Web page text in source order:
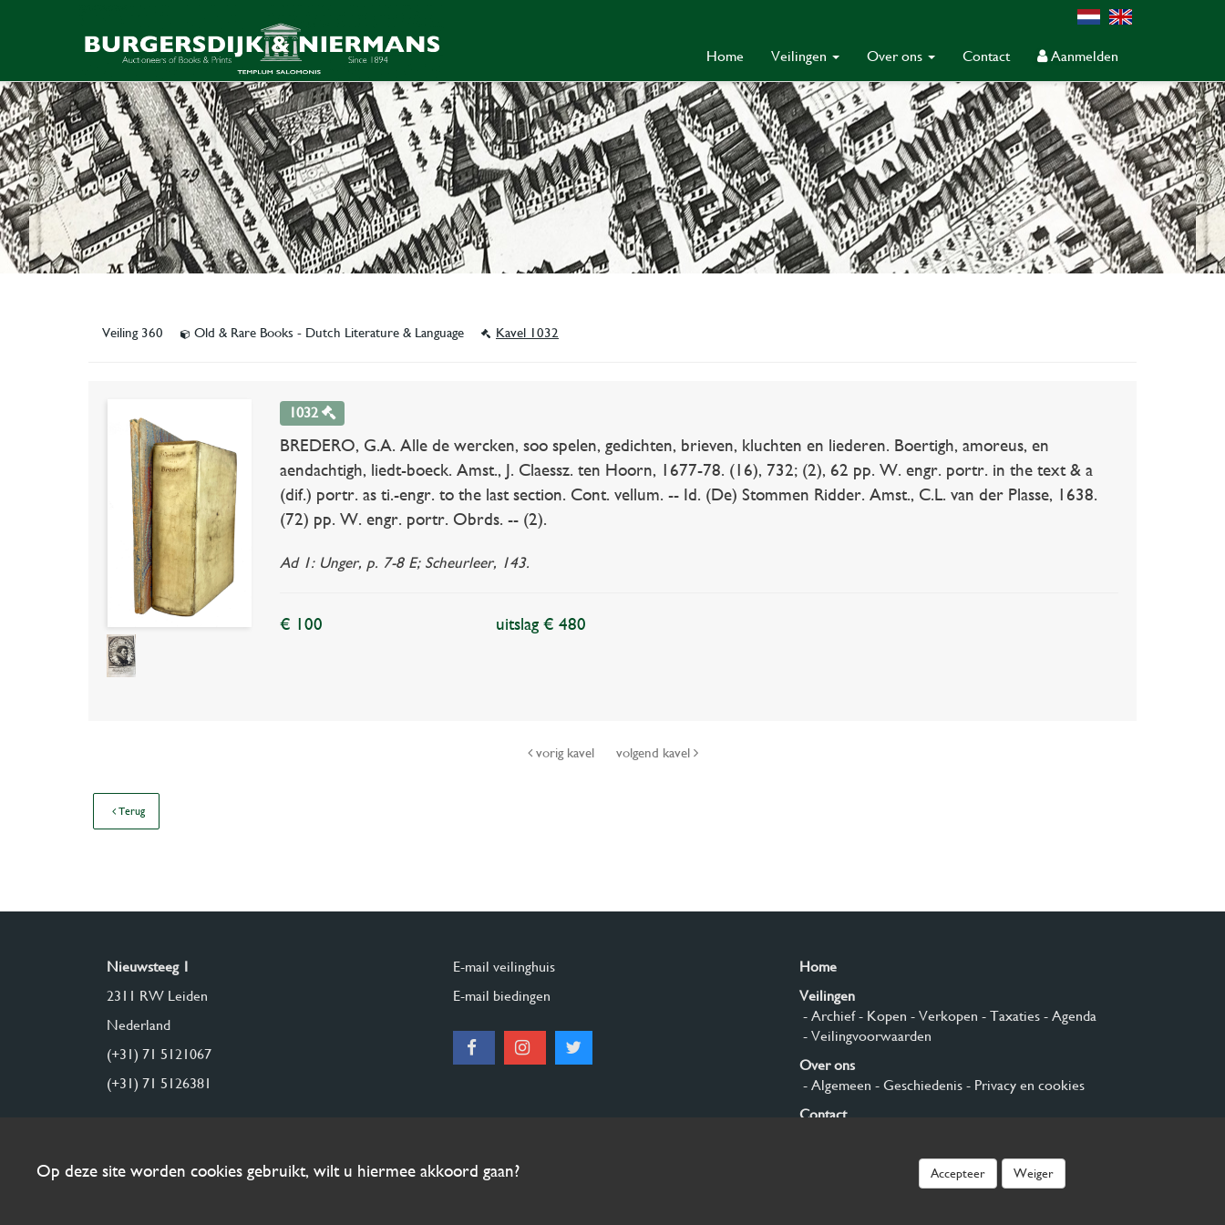
Home Veilingen Over ons Contact Aanmelden
Veiling 360 Old & Rare Books - Dutch Literature & Language Kavel 1032
1032
BREDERO, G.A. Alle de wercken, soo spelen, gedichten, brieven, kluchten en liederen. Boertigh, amoreus, en
aendachtigh, liedt-boeck. Amst., J. Claessz. ten Hoorn, 1677-78. (16), 732; (2), 62 pp. W. engr. portr. in the text & a
(dif.) portr. as ti.-engr. to the last section. Cont. vellum. -- Id. (De) Stommen Ridder. Amst., C.L. van der Plasse, 1638.
(72) pp. W. engr. portr. Obrds. -- (2).
Ad 1: Unger, p. 7-8 E; Scheurleer, 143.
€ 100 uitslag € 480
vorig kavel volgend kavel
Terug
Nieuwsteeg 1
2311 RW Leiden
Nederland
(+31) 71 5121067
(+31) 71 5126381
E-mail veilinghuis
E-mail biedingen
Home
Veilingen
- Archief- Kopen - Verkopen - Taxaties- Agenda
- Veilingvoorwaarden
Over ons
- Algemeen - Geschiedenis- Privacy en cookies
Contact
Op deze site worden cookies gebruikt, wilt u hiermee akkoord gaan? Accepteer Weiger